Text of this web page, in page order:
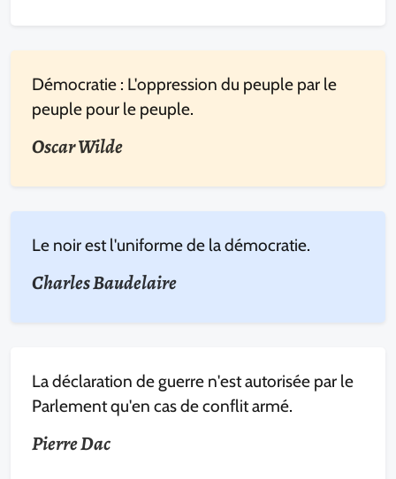
Démocratie : L'oppression du peuple par le
peuple pour le peuple.
Oscar Wilde
Le noir est l'uniforme de la démocratie.
Charles Baudelaire
La déclaration de guerre n'est autorisée par le
Parlement qu'en cas de conflit armé.
Pierre Dac